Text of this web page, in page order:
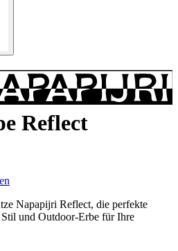
Reflect
Napapijri Reflect, die perfekte
und Outdoor-Erbe für Ihre